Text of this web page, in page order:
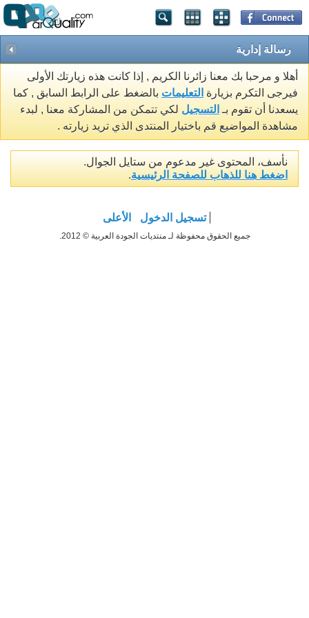
رسالة إدارية
أهلا و مرحبا بك معنا زائرنا الكريم , إذا كانت هذه زيارتك الأولى
فيرجى التكرم بزيارة التعليمات بالضغط على الرابط السابق , كما
يسعدنا أن تقوم بـ التسجيل لكي تتمكن من المشاركة معنا , لبدء
مشاهدة المواضيع قم باختيار المنتدى الذي تريد زيارته .
نأسف، المحتوى غير مدعوم من ستايل الجوال.
اضغط هنا للذهاب للصفحة الرئيسية.
تسجيل الدخول الأعلى
جميع الحقوق محفوظة لـ منتديات الجودة العربية © 2012.